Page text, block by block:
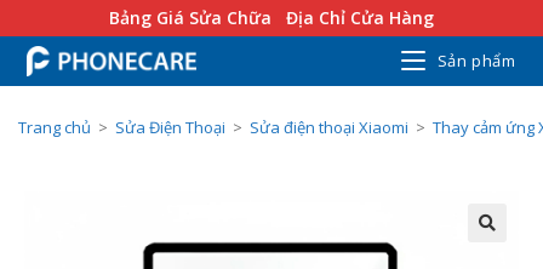
Bảng Giá Sửa Chữa Địa Chỉ Cửa Hàng
Sản phẩm
Trang chủ > Sửa Điện Thoại > Sửa điện thoại Xiaomi > Thay cảm ứng